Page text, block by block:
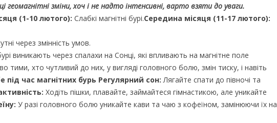
зміни, хоч і не надто інтенсивні, варто взяти до уваги.
(1-10 лютого): Слабкі магнітні бурі.Середина місяця (11-17 лютого):
через змінність умов.
виникають через спалахи на Сонці, які впливають на магнітне поле
тими, хто чутливий до них, у вигляді головного болю, змін тиску, і навіть
під час магнітних бурь Регулярний сон: Лягайте спати до півночі та
Ходіть пішки, плавайте, займайтеся гімнастикою, але уникайте
У разі головного болю уникайте кави та чаю з кофеїном, замінюючи їх на